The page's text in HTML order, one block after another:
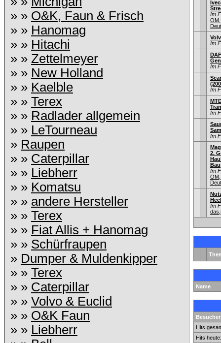
» » O&K, Faun & Frisch
» » Hanomag
» » Hitachi
» » Zettelmeyer
» » New Holland
» » Kaelble
» » Terex
» » Radlader allgemein
» » LeTourneau
» Raupen
» » Caterpillar
» » Liebherr
» » Komatsu
» » andere Hersteller
» » Terex
» » Fiat Allis + Hanomag
» » Schürfraupen
» Dumper & Muldenkipper
» » Terex
» » Caterpillar
» » Volvo & Euclid
» » O&K Faun
» » Liebherr
Im
Im
Im
Im
Im
Im
2.
Im
Im
Name
Hits
Hits heute: